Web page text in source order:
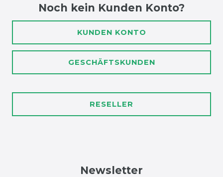
Noch kein Kunden Konto?
KUNDEN KONTO
GESCHÄFTSKUNDEN
RESELLER
Newsletter